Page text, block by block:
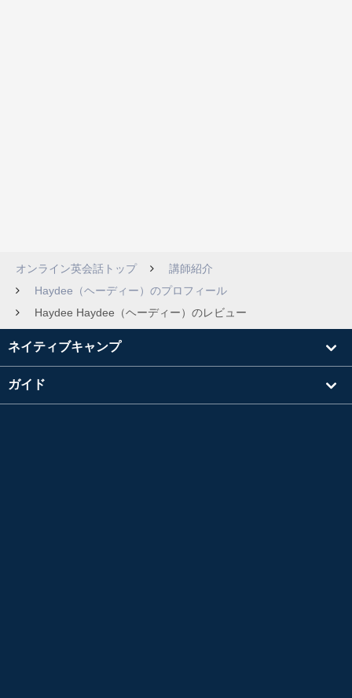
オンライン英会話トップ
講師紹介
Haydee（ヘーディー）のプロフィール
Haydee Haydee（ヘーディー）のレビュー
ネイティブキャンプ
ガイド